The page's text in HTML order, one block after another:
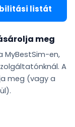
listát
meg
MyBestSim-en,
A
meg (vagy a